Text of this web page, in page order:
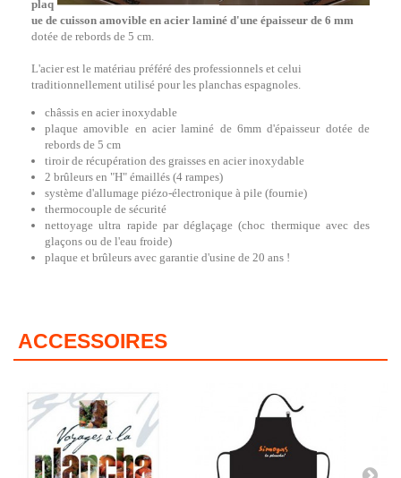
plaq
ue de cuisson amovible en acier laminé d'une épaisseur de 6 mm
dotée de rebords de 5 cm.
L'acier est le matériau préféré des professionnels et celui
traditionnellement utilisé pour les planchas espagnoles.
châssis en acier inoxydable
plaque amovible en acier laminé de 6mm d'épaisseur dotée de
rebords de 5 cm
tiroir de récupération des graisses en acier inoxydable
2 brûleurs en "H" émaillés (4 rampes)
système d'allumage piézo-électronique à pile (fournie)
thermocouple de sécurité
nettoyage ultra rapide par déglaçage (choc thermique avec des
glaçons ou de l'eau froide)
plaque et brûleurs avec garantie d'usine de 20 ans !
ACCESSOIRES